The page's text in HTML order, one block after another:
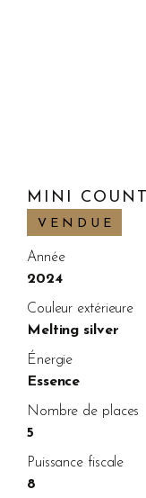
MINI
VENDUE
Année
2024
Couleur extérieure
Melting silver
Énergie
Essence
Nombre de places
5
Puissance fiscale
8